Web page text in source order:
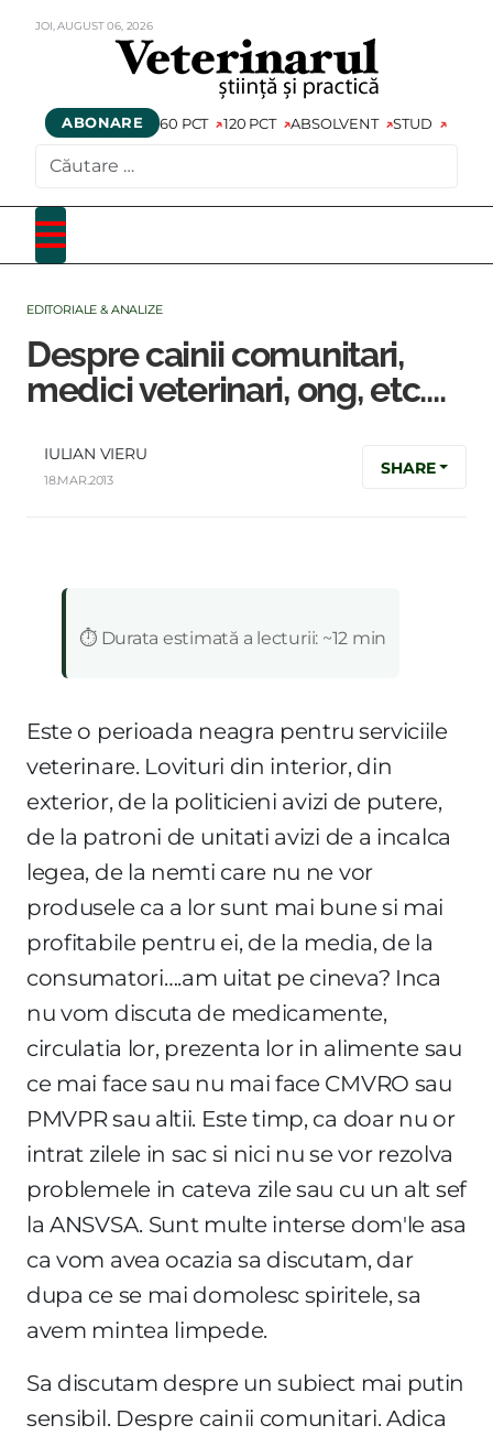
JOI,AUGUST06, 2026
ABONARE 60 PCT 120 PCT ABSOLVENT STUD
EDITORIALE & ANALIZE
Despre cainii comunitari,
medici veterinari, ong, etc….
IULIAN VIERU
18.MAR.2013
SHARE
⏱️ Durata estimată a lecturii: ~12 min
Este o perioada neagra pentru serviciile
veterinare. Lovituri din interior, din
exterior, de la politicieni avizi de putere,
de la patroni de unitati avizi de a incalca
legea, de la nemti care nu ne vor
produsele ca a lor sunt mai bune si mai
profitabile pentru ei, de la media, de la
consumatori….am uitat pe cineva? Inca
nu vom discuta de medicamente,
circulatia lor, prezenta lor in alimente sau
ce mai face sau nu mai face CMVRO sau
PMVPR sau altii. Este timp, ca doar nu or
intrat zilele in sac si nici nu se vor rezolva
problemele in cateva zile sau cu un alt sef
la ANSVSA. Sunt multe interse dom'le asa
ca vom avea ocazia sa discutam, dar
dupa ce se mai domolesc spiritele, sa
avem mintea limpede.
Sa discutam despre un subiect mai putin
sensibil. Despre cainii comunitari. Adica